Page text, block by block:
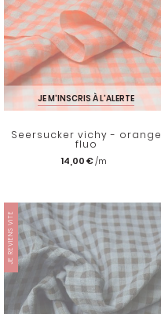
JE M'INSCRIS À L'ALERTE
Seersucker vichy - orange
fluo
14,00 €
JE REVIENS VITE